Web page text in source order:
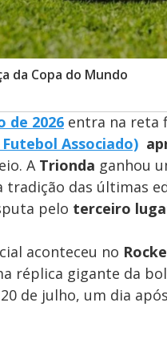
da Copa do Mundo
de 2026 entra na reta
Associado)
A Trionda ganhou
das últimas
pelo terceiro
aconteceu no
réplica gigante da
de julho, um dia